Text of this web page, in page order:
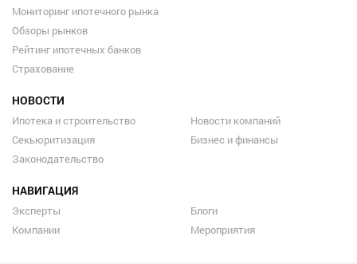
Мониторинг ипотечного рынка
Обзоры рынков
Рейтинг ипотечных банков
Страхование
НОВОСТИ
Ипотека и строительство
Секьюритизация
Законодательство
Новости компаний
Бизнес и финансы
НАВИГАЦИЯ
Эксперты
Компании
Блоги
Мероприятия